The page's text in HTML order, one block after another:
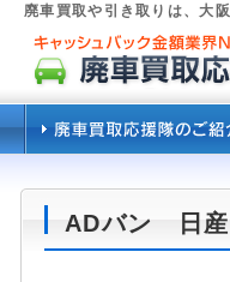
廃車買取や引き取りは、大
ADバン 日